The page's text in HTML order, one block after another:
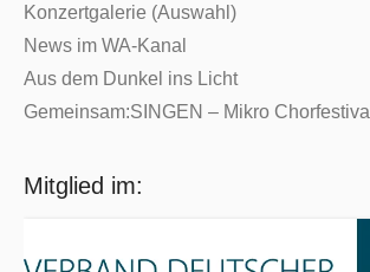
Konzertgalerie (Auswahl)
News im WA-Kanal
Aus dem Dunkel ins Licht
Gemeinsam:SINGEN – Mikro Chorfestival
Mitglied im: